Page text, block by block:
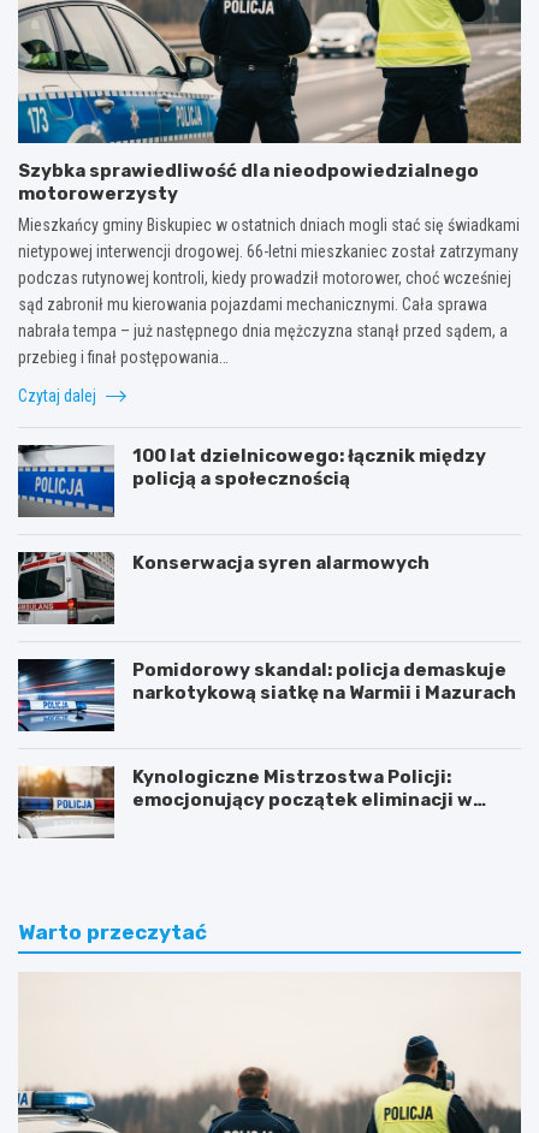
Szybka sprawiedliwość dla nieodpowiedzialnego
motorowerzysty
Mieszkańcy gminy Biskupiec w ostatnich dniach mogli stać się świadkami
nietypowej interwencji drogowej. 66-letni mieszkaniec został zatrzymany
podczas rutynowej kontroli, kiedy prowadził motorower, choć wcześniej
sąd zabronił mu kierowania pojazdami mechanicznymi. Cała sprawa
nabrała tempa – już następnego dnia mężczyzna stanął przed sądem, a
przebieg i finał postępowania…
Czytaj dalej
100 lat dzielnicowego: łącznik między
policją a społecznością
Konserwacja syren alarmowych
Pomidorowy skandal: policja demaskuje
narkotykową siatkę na Warmii i Mazurach
Kynologiczne Mistrzostwa Policji:
emocjonujący początek eliminacji w
Warto przeczytać